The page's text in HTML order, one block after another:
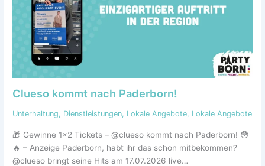
Clueso kommt nach Paderborn!
Unterhaltung, Dienstleistungen, Lokale Angebote, Lokale Angebote
🎁 Gewinne 1×2 Tickets – @clueso kommt nach Paderborn! 😳
🔥 – Anzeige Paderborn, habt ihr das schon mitbekommen?
@clueso bringt seine Hits am 17.07.2026 live…